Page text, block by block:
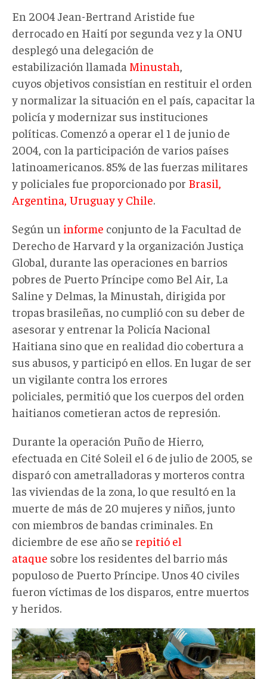
En 2004 Jean-Bertrand Aristide fue
derrocado en Haití por segunda vez y la ONU
desplegó una delegación de
estabilización llamada Minustah
cuyos objetivos consistían en restituir el orden
y normalizar la situación en el país, capacitar la
policía y modernizar sus instituciones
políticas. Comenzó a operar el 1 de junio de
2004, con la participación de varios países
latinoamericanos. 85% de las fuerzas militares
y policiales fue proporcionado por Brasil,
Argentina, Uruguay y Chile.
Según un informe conjunto de la Facultad de
Derecho de Harvard y la organización Justiça
Global, durante las operaciones en barrios
pobres de Puerto Príncipe como Bel Air, La
Saline y Delmas, la Minustah, dirigida por
tropas brasileñas, no cumplió con su deber de
asesorar y entrenar la Policía Nacional
Haitiana sino que en realidad dio cobertura a
sus abusos, y participó en ellos. En lugar de ser
un vigilante contra los errores
policiales, permitió que los cuerpos del orden
haitianos cometieran actos de represión.
Durante la operación Puño de Hierro,
efectuada en Cité Soleil el 6 de julio de 2005, se
disparó con ametralladoras y morteros contra
las viviendas de la zona, lo que resultó en la
muerte de más de 20 mujeres y niños, junto
con miembros de bandas criminales. En
diciembre de ese año se repitió el
ataque sobre los residentes del barrio más
populoso de Puerto Príncipe. Unos 40 civiles
fueron víctimas de los disparos, entre muertos
y heridos.